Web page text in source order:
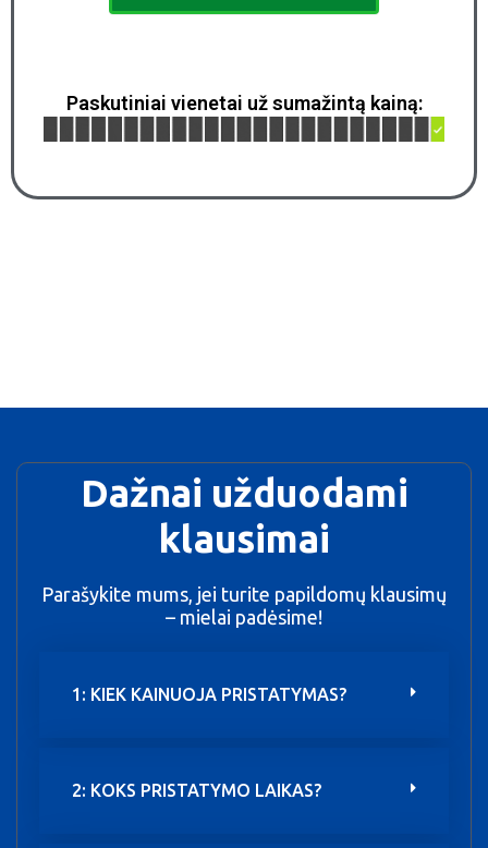
Paskutiniai vienetai už sumažintą kainą:
Dažnai užduodami
klausimai
Parašykite mums, jei turite papildomų klausimų
– mielai padėsime!
1: KIEK KAINUOJA PRISTATYMAS?
2: KOKS PRISTATYMO LAIKAS?